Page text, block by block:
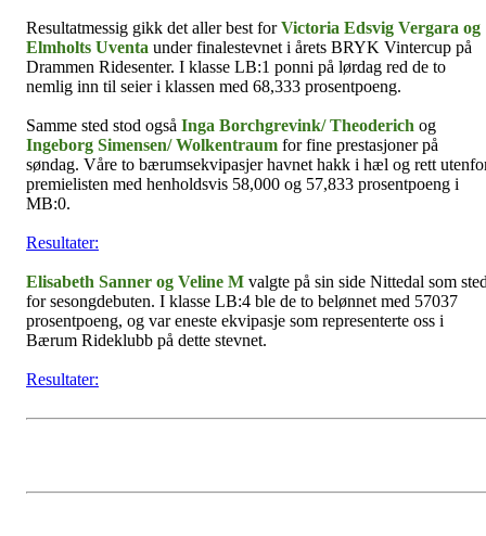
Resultatmessig gikk det aller best forVictoria Edsvig Vergara og
Elmholts Uventa under finalestevnet i årets BRYK Vintercup på
Drammen Ridesenter. I klasse LB:1 ponni på lørdag red de to
nemlig inn til seier i klassen med 68,333 prosentpoeng.
Samme sted stod også Inga Borchgrevink/ Theoderich og
Ingeborg Simensen/ Wolkentraum for fine prestasjoner på
søndag. Våre to bærumsekvipasjer havnet hakk i hæl og rett
premielisten med henholdsvis 58,000 og 57,833 prosentpoeng i
MB:0.
Resultater:
Elisabeth Sanner og Veline M valgte på sin side Nittedal som
for sesongdebuten. I klasse LB:4 ble de to belønnet med 57037
prosentpoeng, og var eneste ekvipasje som representerte oss i
Bærum Rideklubb på dette stevnet.
Resultater: